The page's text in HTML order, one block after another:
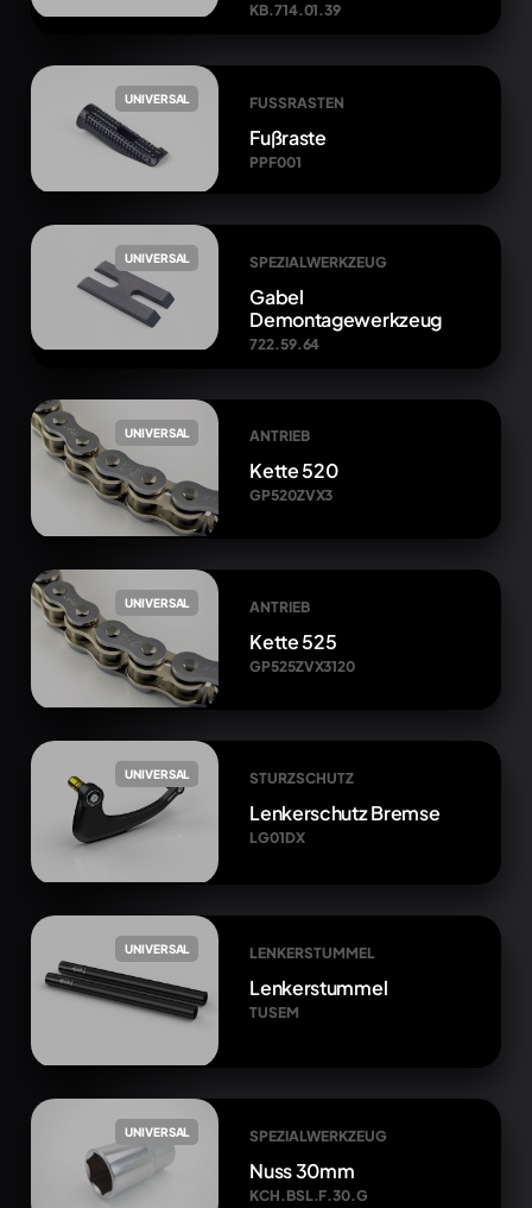
KB.714.01.39
UNIVERSAL FUSSRASTEN
Fußraste
PPF001
UNIVERSAL SPEZIALWERKZEUG
Gabel
Demontagewerkzeug
722.59.64
UNIVERSAL ANTRIEB
Kette 520
GP520ZVX3
UNIVERSAL ANTRIEB
Kette 525
GP525ZVX3120
UNIVERSAL STURZSCHUTZ
Lenkerschutz Bremse
LG01DX
UNIVERSAL LENKERSTUMMEL
Lenkerstummel
TUSEM
UNIVERSAL SPEZIALWERKZEUG
Nuss 30mm
KCH.BSL.F.30.G